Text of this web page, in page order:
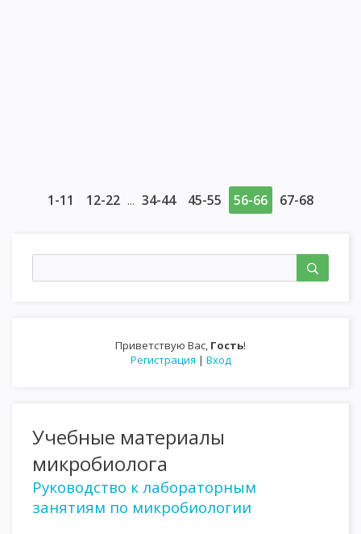
Приветствую Вас, Гость!
Регистрация | Вход
Учебные материалы
микробиолога
Руководство к лабораторным
занятиям по микробиологии
1-11 12-22 ... 34-44 45-55 56-66 67-68